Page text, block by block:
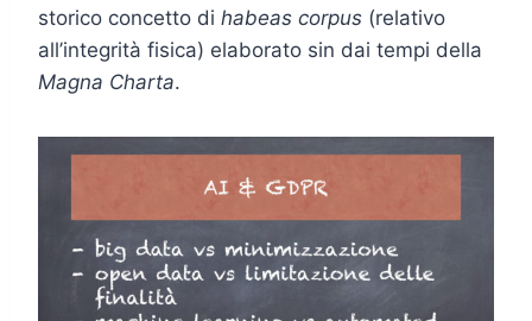
storico concetto di habeas corpus (relativo
all’integrità fisica) elaborato sin dai tempi della
Magna Charta.